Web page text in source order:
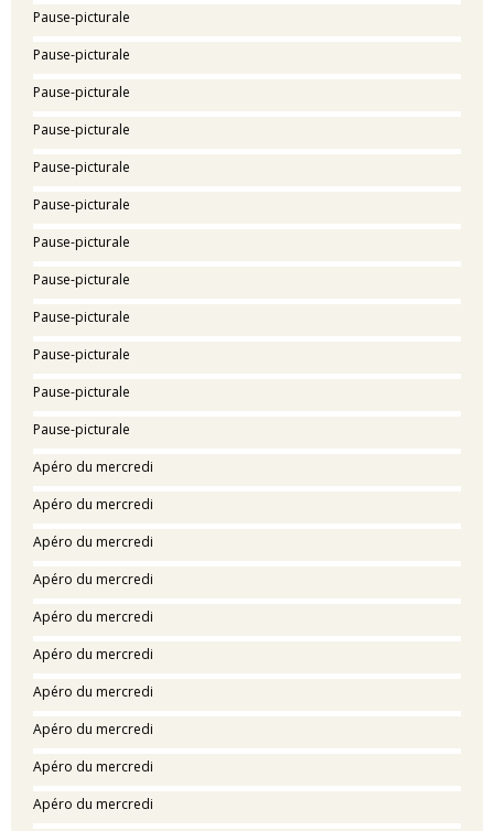
Pause-picturale
Pause-picturale
Pause-picturale
Pause-picturale
Pause-picturale
Pause-picturale
Pause-picturale
Pause-picturale
Pause-picturale
Pause-picturale
Pause-picturale
Pause-picturale
Apéro du mercredi
Apéro du mercredi
Apéro du mercredi
Apéro du mercredi
Apéro du mercredi
Apéro du mercredi
Apéro du mercredi
Apéro du mercredi
Apéro du mercredi
Apéro du mercredi